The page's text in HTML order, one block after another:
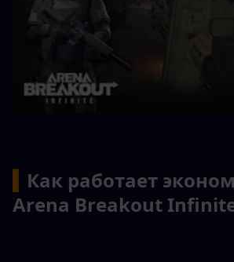
Как работает
Arena Breakout